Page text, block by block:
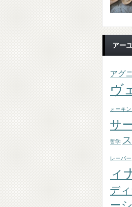
アー
アグニ
ヴ
ォーキ
サ
哲学
レーパー
ィ
デ